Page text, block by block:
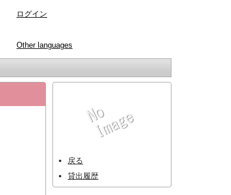
ログイン
Other languages
戻る
貸出履歴